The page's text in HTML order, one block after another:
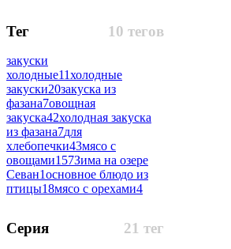
10 тегов
Тег
закуски
холодные11холодные
закуски20закуска из
фазана7овощная
закуска42холодная закуска
из фазана7для
хлебопечки43мясо с
овощами157Зима на озере
Севан1основное блюдо из
птицы18мясо с орехами4
21 тег
Серия